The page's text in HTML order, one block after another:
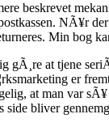
beskrevet
NÃ¥r
Min bog
gÃ¸re at tjene
er
at man var
bliver